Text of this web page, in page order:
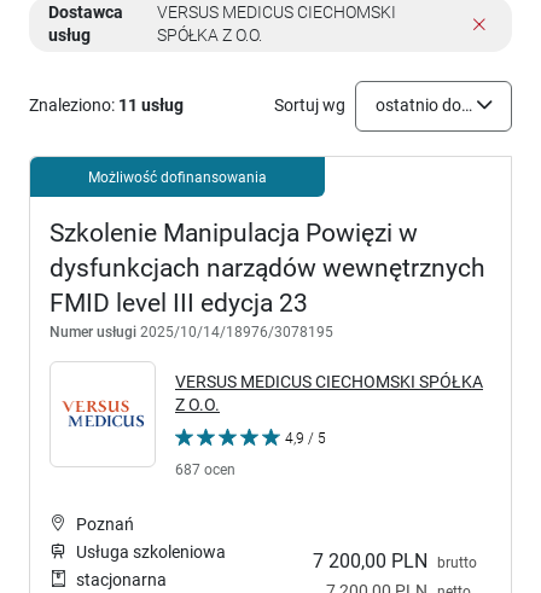
Dostawca
usług
VERSUS MEDICUS CIECHOMSKI
SPÓŁKA Z O.O.
Znaleziono: 11 usług Sortuj wg ostatnio dodane
Możliwość dofinansowania
Szkolenie Manipulacja Powięzi w
dysfunkcjach narządów wewnętrznych
FMID level III edycja 23
Numer usługi 2025/10/14/18976/3078195
VERSUS MEDICUS CIECHOMSKI SPÓŁKA
Z O.O.
4,9 / 5
687 ocen
7 200,00 PLN brutto
Poznań
Usługa szkoleniowa
stacjonarna